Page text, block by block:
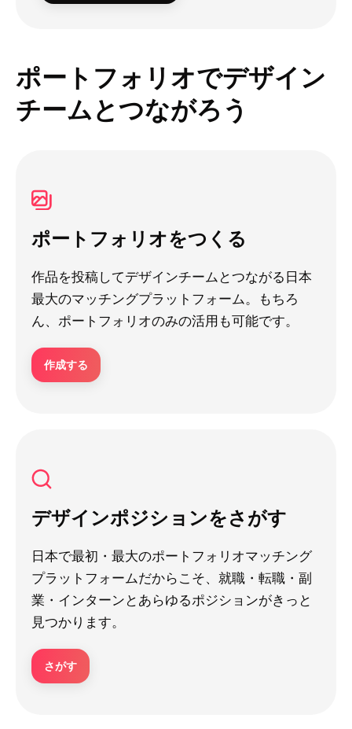
ポートフォリオでデザイン
チームとつながろう
ポートフォリオをつくる
作品を投稿してデザインチームとつながる日本
最大のマッチングプラットフォーム。もちろ
ん、ポートフォリオのみの活用も可能です。
作成する
デザインポジションをさがす
日本で最初・最大のポートフォリオマッチング
プラットフォームだからこそ、就職・転職・副
業・インターンとあらゆるポジションがきっと
見つかります。
さがす